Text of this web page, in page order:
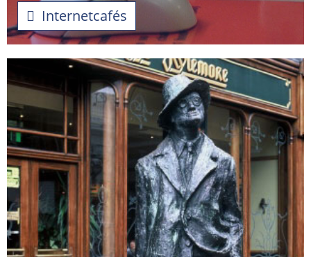
Internetcafés